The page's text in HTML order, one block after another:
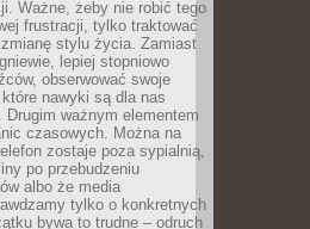
Ważne, żeby nie robić tego
frustracji, tylko traktować
zmianę stylu życia. Zamiast
lepiej stopniowo
obserwować swoje
nawyki są dla nas
Drugim ważnym elementem
czasowych. Można na
zostaje poza sypialnią,
po przebudzeniu
albo że media
tylko o konkretnych
bywa to trudne – odruch